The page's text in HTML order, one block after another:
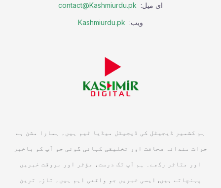
ای میل: contact@Kashmiurdu.pk
ویب: Kashmiurdu.pk
ہم کشمیر ڈیجیٹل کی ڈیجیٹل میڈیا ٹیم ہیں۔ ہمارا مشن ہے
جرات مندانہ صحافت اور تخلیقی کہانی گوئی جو آپ کو باخبر
اور متاثر رکھے۔ ہم آپ تک درست، مؤثر اور بروقت خبریں
پہنچاتے ہیں, ایسی خبریں جو واقعی اہم ہیں۔ تازہ ترین